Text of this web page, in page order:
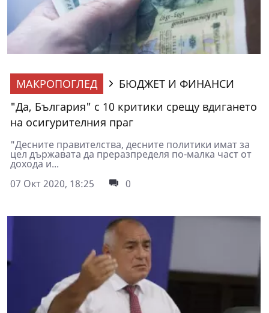
МАКРОПОГЛЕД
БЮДЖЕТ И ФИНАНСИ
"Да, България" с 10 критики срещу вдигането
на осигурителния праг
"Десните правителства, десните политики имат за
цел държавата да преразпределя по-малка част от
дохода и...
07 Окт 2020, 18:25
0